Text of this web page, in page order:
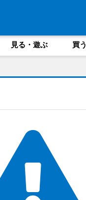
見る・遊ぶ 買う